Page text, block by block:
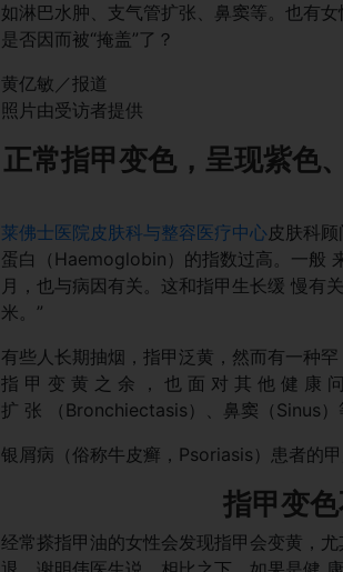
如淋巴水肿、支气管扩张、鼻窦等。也有
是否因而被“掩盖”了？
黄亿敏／报道
照片由受访者提供
正常指甲变色，呈现紫色
莱佛士医院皮肤科与整容医疗中心皮肤科顾
蛋白（Haemoglobin）的指数过高。一般
月，也与病因有关。这和指甲生长缓 慢有
米。”
有些人长期抽烟，指甲泛黄，然而有一种
指 甲 变 黄 之 余 ， 也 面 对 其 他 健 康
扩 张 （Bronchiectasis）、鼻窦（Sinus）
银屑病（俗称牛皮癣，Psoriasis）患者的
指甲变
经常搽指甲油的女性会发现指甲会变黄，